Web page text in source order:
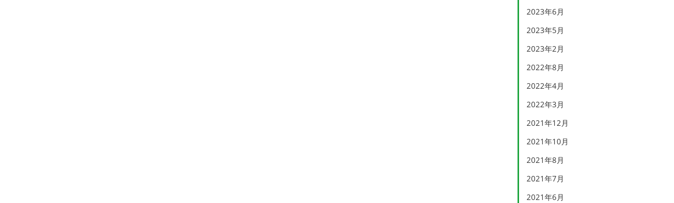
2023年6月
2023年5月
2023年2月
2022年8月
2022年4月
2022年3月
2021年12月
2021年10月
2021年8月
2021年7月
2021年6月